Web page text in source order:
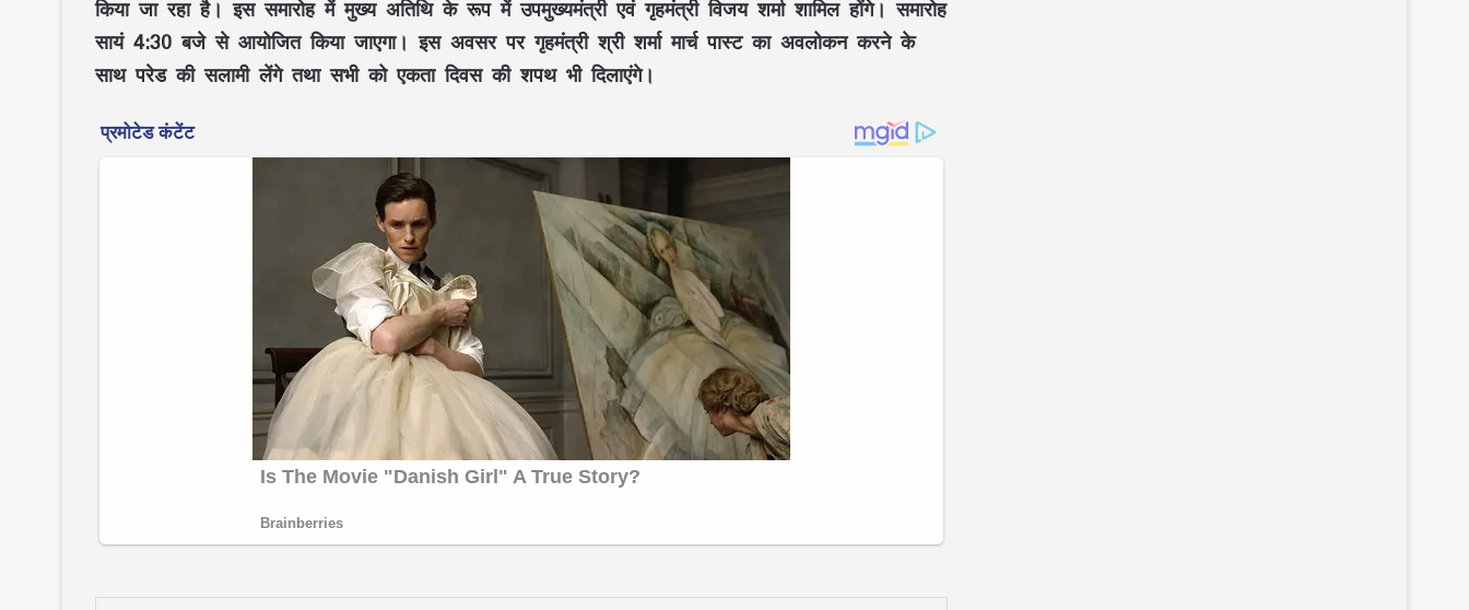
किया जा रहा है। इस समारोह में मुख्य अतिथि के रूप में उपमुख्यमंत्री एवं गृहमंत्री विजय शर्मा शामिल होंगे। समारोह
सायं 4:30 बजे से आयोजित किया जाएगा। इस अवसर पर गृहमंत्री श्री शर्मा मार्च पास्ट का अवलोकन करने के
साथ परेड की सलामी लेंगे तथा सभी को एकता दिवस की शपथ भी दिलाएंगे।
IND vs SL: ‘पहले दिन से हर चुनौती को रहें
तैयार’, कोच गंभीर का श्रीलंका के खिलाफ टेस्ट
सीरीज से पहले बड़ा संदेश
अब बांके बिहारी मंदिर का सफर होगा आसान!
15.3 किमी नई सड़कों की वजह से मथुरा-
वृंदावन के रास्तों को जाम से राहत, जानिए
6922 करोड़ की हेरिटेज सिटी का पूरा प्लान
आवारापन 2 का ट्रेलर रिलीज, इश्क, जुनून और
जबरदस्त एक्शन… पुराने अंदाज में दिखे इमरान
हाशमी
Kia Sorento 4 सितंबर को होगी लॉन्च,